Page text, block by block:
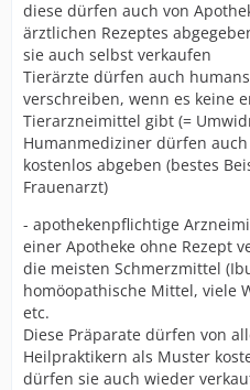
diese dürfen auch von
ärztlichen Rezeptes
sie auch selbst verkaufen
Tierärzte dürfen auch
verschreiben, wenn es keine
Tierarzneimittel gibt (=
Humanmediziner dürfen
kostenlos abgeben (bestes
Frauenarzt)
- apothekenpflichtige
einer Apotheke ohne Rezept
die meisten Schmerzmittel
homöopathische Mittel, viele
etc.
Diese Präparate dürfen von
Heilpraktikern als Muster
dürfen sie auch wieder